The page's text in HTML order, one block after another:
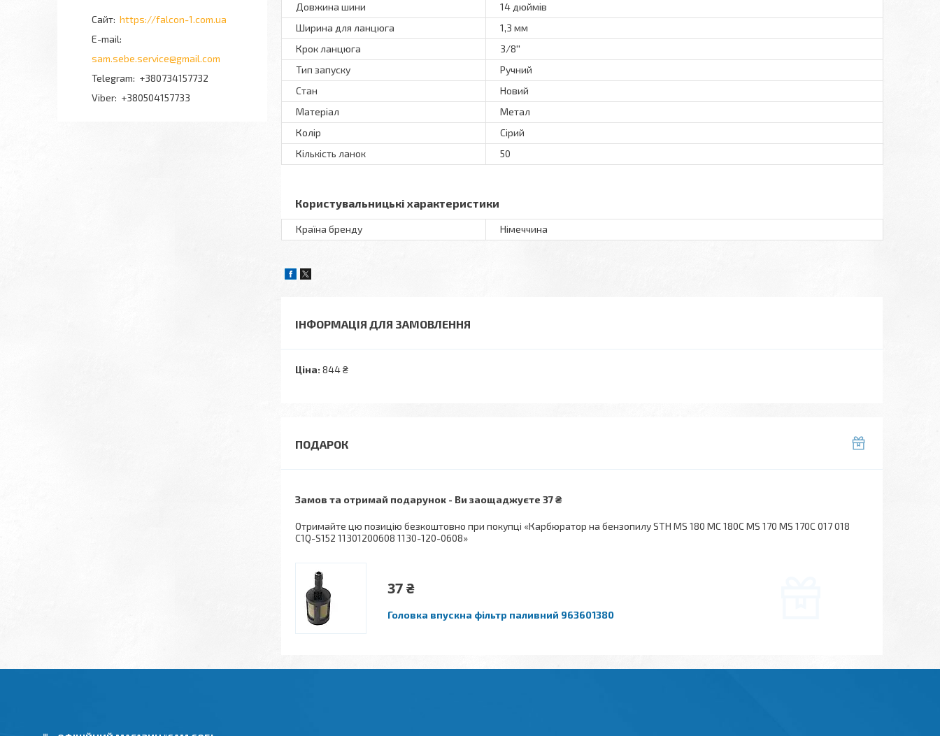
Довжина шини
14 дюймів
Ширина для ланцюга
1,3 мм
Крок ланцюга
3/8''
Тип запуску
Ручний
Стан
Новий
Матеріал
Метал
Колір
Сірий
Кількість ланок
50
Користувальницькі характеристики
Країна бренду Німеччина
ІНФОРМАЦІЯ ДЛЯ ЗАМОВЛЕННЯ
Ціна: 844 ₴
Замов та отримай подарунок Ви заощаджуєте 37 ₴
Отримайте цю позицію безкоштовно при покупці «Карбюратор на бензопилу STH MS 180 МС 180С MS 170 MS 170C 017 018
C1Q-S152 11301200608 1130-120-0608»
37 ₴
Головка впускна фільтр паливний 963601380
https://falcon-1.com.ua
sam.sebe.service@gmail.com
+380734157732
+380504157733